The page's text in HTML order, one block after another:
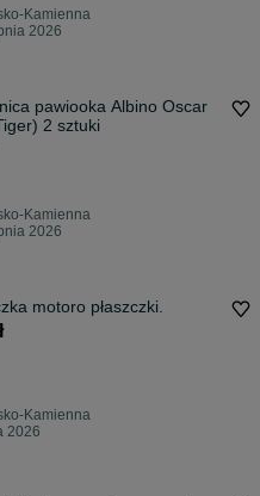
Kamienna
2026
pawiooka Albino Oscar
2 sztuki
Kamienna
2026
motoro płaszczki.
Kamienna
2026